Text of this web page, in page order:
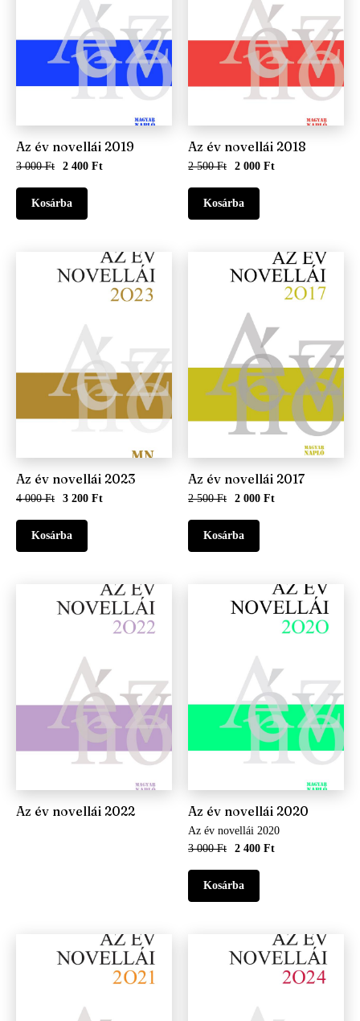
Az év novellái 2019
3 000 Ft 2 400 Ft
Az év novellái 2018
2 500 Ft 2 000 Ft
Az év novellái 2023
4 000 Ft 3 200 Ft
Az év novellái 2017
2 500 Ft 2 000 Ft
Az év novellái 2022 Az év novellái 2020
Az év novellái 2020
3 000 Ft
2 400 Ft